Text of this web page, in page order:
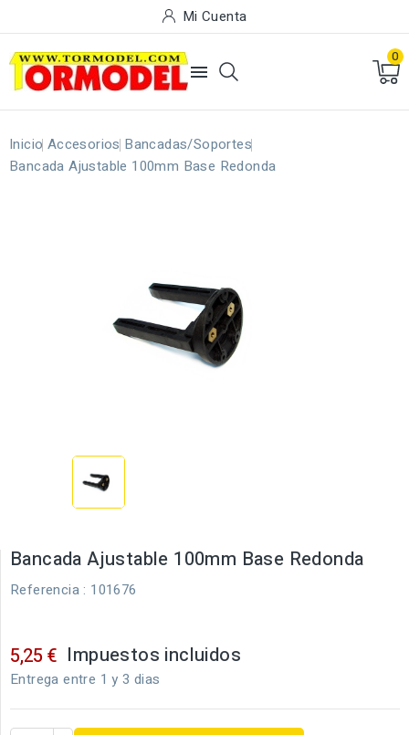
Mi Cuenta

0
Inicio Accesorios Bancadas/Soportes
Bancada Ajustable 100mm Base Redonda
Bancada Ajustable 100mm Base Redonda
Referencia : 101676
5,25 € Impuestos incluidos
Entrega entre 1 y 3 dias